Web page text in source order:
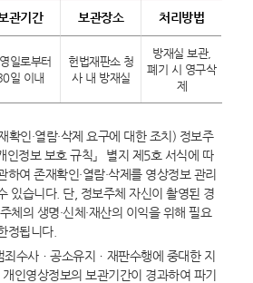
보관기간 보관장소 처리방법
일로부터
일 이내
헌법재판소 청
사 내 방재실
방재실 보관,
폐기 시 영구삭
제
확인·열람·삭제 요구에 대한 조치) 정보주
인정보 보호 규칙」 별지 제5호 서식에 따
하여 존재확인·열람·삭제를 영상정보 관리
있습니다. 단, 정보주체 자신이 촬영된 경
체의 생명·신체·재산의 이익을 위해 필요
정됩니다.
수사ㆍ공소유지ㆍ재판수행에 중대한 지
인영상정보의 보관기간이 경과하여 파기